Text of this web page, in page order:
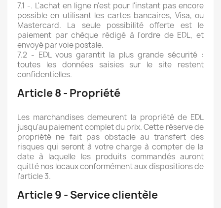
7.1 -. L'achat en ligne n'est pour l'instant pas encore
possible en utilisant les cartes bancaires, Visa, ou
Mastercard. La seule possibilité offerte est le
paiement par chèque rédigé à l'ordre de EDL, et
envoyé par voie postale.
7.2 - EDL vous garantit la plus grande sécurité :
toutes les données saisies sur le site restent
confidentielles.
Article 8 - Propriété
Les marchandises demeurent la propriété de EDL
jusqu'au paiement complet du prix. Cette réserve de
propriété ne fait pas obstacle au transfert des
risques qui seront à votre charge à compter de la
date à laquelle les produits commandés auront
quitté nos locaux conformément aux dispositions de
l'article 3.
Article 9 - Service clientèle